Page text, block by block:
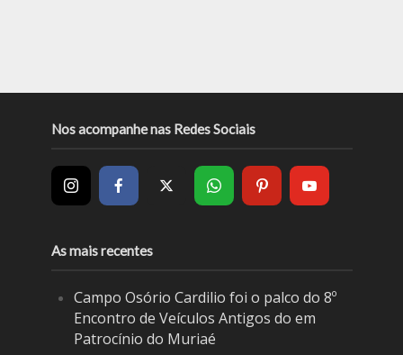
Nos acompanhe nas Redes Sociais
As mais recentes
Campo Osório Cardilio foi o palco do 8º
Encontro de Veículos Antigos do em
Patrocínio do Muriaé